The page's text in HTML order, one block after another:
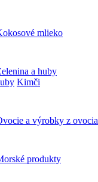
mlieko
a huby
Kimči
a výrobky z ovocia
produkty